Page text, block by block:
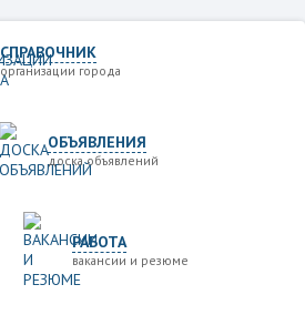
СПРАВОЧНИК
организации города
ОБЪЯВЛЕНИЯ
доска объявлений
РАБОТА
вакансии и резюме